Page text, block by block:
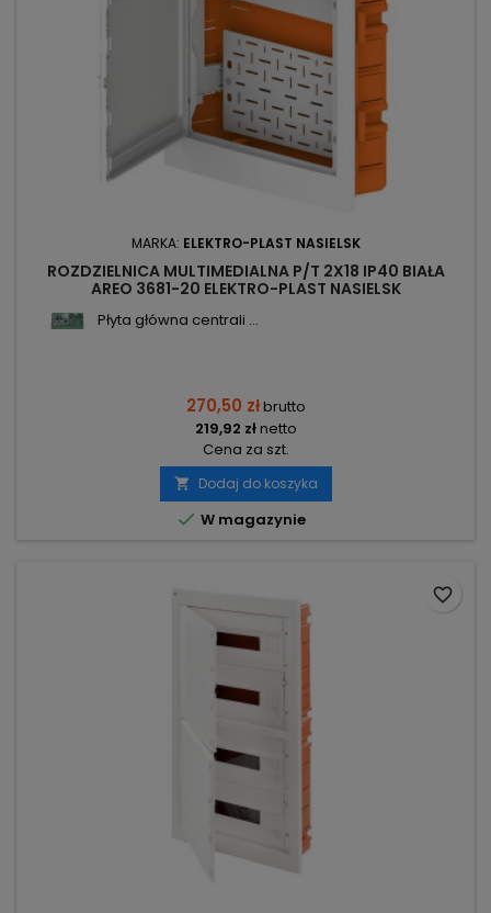
MARKA: ELEKTRO-PLAST NASIELSK
ROZDZIELNICA MULTIMEDIALNA P/T 2X18 IP40 BIAŁA
AREO 3681-20 ELEKTRO-PLAST NASIELSK
Płyta główna centrali ...
270,50 złbrutto
219,92 złnetto
Cena za szt.
 Dodaj do koszyka
 W magazynie
favorite_border